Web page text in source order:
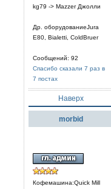
kg79 -> Mazzer Джолли
Др. оборудованиеJura
E80, Bialetti, ColdBruer
Сообщений: 92
Спасибо сказали 7 раз в
7 постах
Наверх
morbid
Кофемашина:Quick Mill